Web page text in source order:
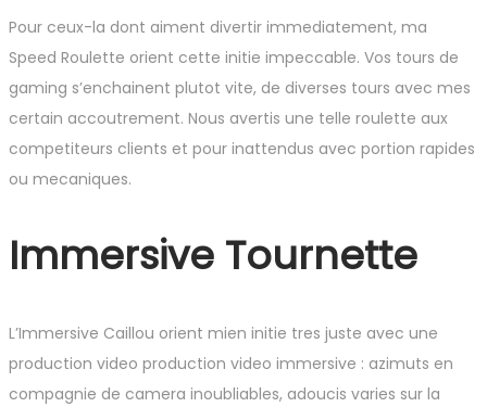
Pour ceux-la dont aiment divertir immediatement, ma
Speed Roulette orient cette initie impeccable. Vos tours de
gaming s’enchainent plutot vite, de diverses tours avec mes
certain accoutrement. Nous avertis une telle roulette aux
competiteurs clients et pour inattendus avec portion rapides
ou mecaniques.
Immersive Tournette
L’Immersive Caillou orient mien initie tres juste avec une
production video production video immersive : azimuts en
compagnie de camera inoubliables, adoucis varies sur la